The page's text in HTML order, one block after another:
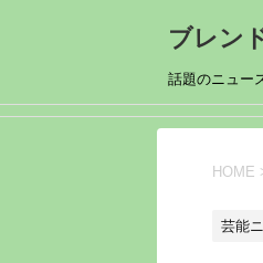
ブレン
話題のニュー
HOME
芸能